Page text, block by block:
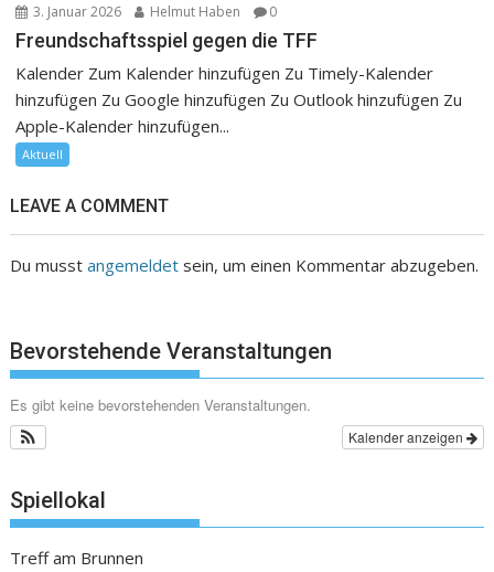
3. Januar 2026 Helmut Haben 0
Freundschaftsspiel gegen die TFF
Kalender Zum Kalender hinzufügen Zu Timely-Kalender
hinzufügen Zu Google hinzufügen Zu Outlook hinzufügen Zu
Apple-Kalender hinzufügen...
Aktuell
LEAVE A COMMENT
Du musstangemeldet sein, um einen Kommentar abzugeben.
Bevorstehende Veranstaltungen
Es gibt keine bevorstehenden Veranstaltungen.
Kalender anzeigen
Spiellokal
Treff am Brunnen